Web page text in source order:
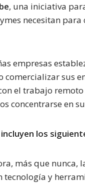
, una iniciativa
necesitan
empresas
sus
el trabajo
concentrarse en
los
más que nunca,
tecnología y